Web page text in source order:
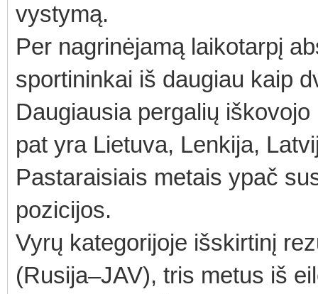
vystymą.
Per nagrinėjamą laikotarpį
sportininkai iš daugiau kaip
Daugiausia pergalių
pat yra Lietuva, Lenkija,
Pastaraisiais metais ypač
pozicijos.
Vyrų kategorijoje išskirtinį
(Rusija–JAV), tris metus iš